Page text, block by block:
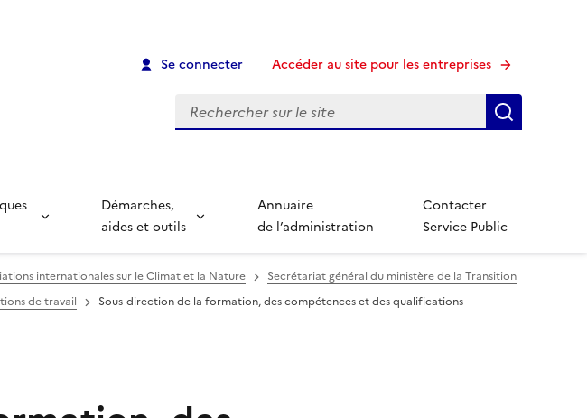
Se connecter Accéder au site pour les entreprises
Recherche
Démarches,
aides et outils
Annuaire
de l’administration
Contacter
Service Public
internationales sur le Climat et la Nature
Secrétariat général du ministère de la Transition
de travail Sous-direction de la formation, des compétences et des qualifications